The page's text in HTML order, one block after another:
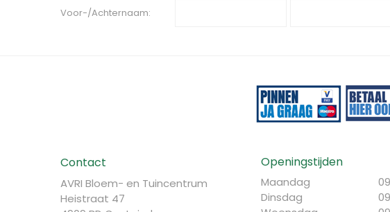
Voor-/Achternaam:
Contact
AVRI Bloem- en Tuincentrum
Heistraat 47
Openingstijden
Maandag
Dinsdag